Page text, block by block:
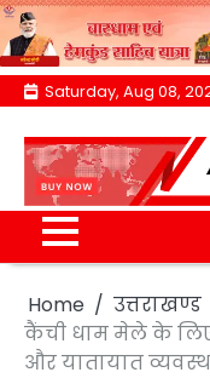
Skip
content
Saturday, Aug 08,
Home
उत्तराखण्ड
कैंची धाम मेले के लिए
और यातायात